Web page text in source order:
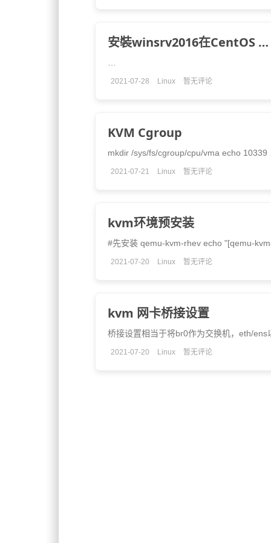
安裝winsrv2016在CentOS …
2021-07-28 Linux 暂无评论
KVM Cgroup
mkdir /sys/fs/cgroup/cpu/vma echo 10339
2021-07-21 Linux 暂无评论
kvm环境预安装
#先安装 qemu-kvm-rhev echo "[qemu-
2021-07-20 Linux 暂无评论
kvm 网卡桥接设置
桥接设置相当于将br0作为交换机，eth/ens
2021-07-20 Linux 暂无评论